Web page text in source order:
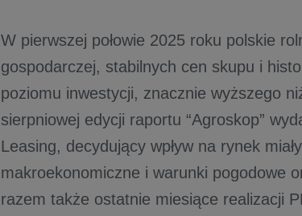
W pierwszej połowie 2025 roku polskie
gospodarczej, stabilnych cen skupu i
poziomu inwestycji, znacznie wyższego
sierpniowej edycji raportu “Agroskop”
Leasing, decydujący wpływ na rynek
makroekonomiczne i warunki pogodowe
razem także ostatnie miesiące realizacji